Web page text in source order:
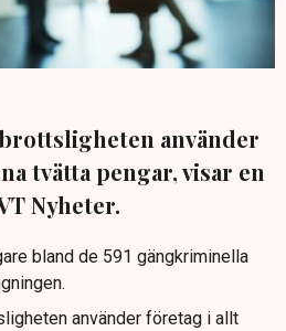
använder
tvätta pengar, visar en
Nyheter.
bland de 591 gängkriminella
använder företag i allt